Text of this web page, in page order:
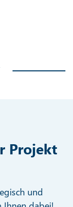
Projekt
und